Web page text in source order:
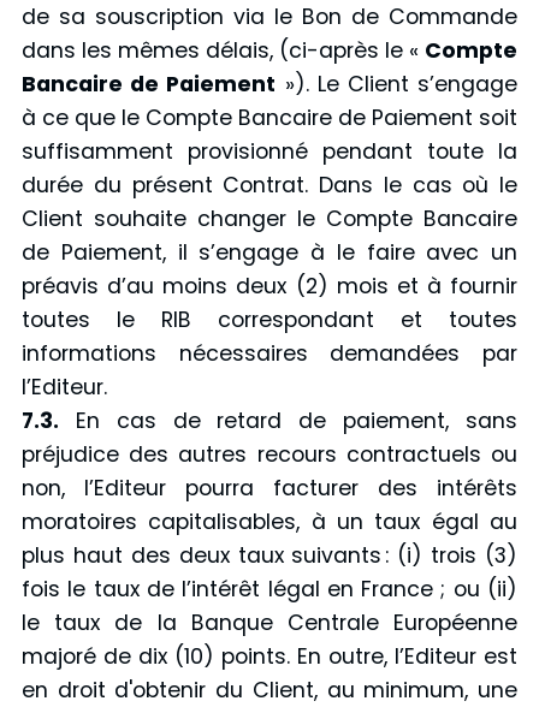
de sa souscription via le Bon de Commande
dans les mêmes délais, (ci-après le « Compte
Bancaire de Paiement »). Le Client s’engage
à ce que le Compte Bancaire de Paiement soit
suffisamment provisionné pendant toute la
durée du présent Contrat. Dans le cas où le
Client souhaite changer le Compte Bancaire
de Paiement, il s’engage à le faire avec un
préavis d’au moins deux (2) mois et à fournir
toutes le RIB correspondant et toutes
informations nécessaires demandées par
l’Editeur.
7.3. En cas de retard de paiement, sans
préjudice des autres recours contractuels ou
non, l’Editeur pourra facturer des intérêts
moratoires capitalisables, à un taux égal au
plus haut des deux taux suivants : (i) trois (3)
fois le taux de l’intérêt légal en France ; ou (ii)
le taux de la Banque Centrale Européenne
majoré de dix (10) points. En outre, l’Editeur est
en droit d'obtenir du Client, au minimum, une